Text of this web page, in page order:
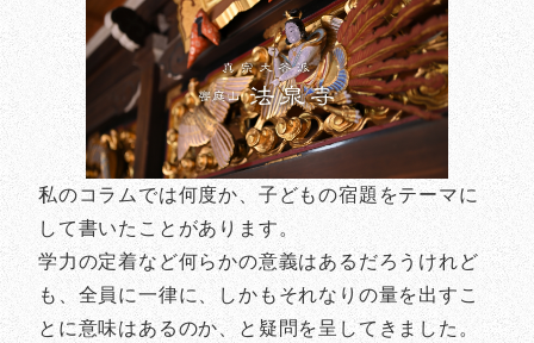
私のコラムでは何度か、子どもの宿題をテーマに
して書いたことがあります。
学力の定着など何らかの意義はあるだろうけれど
も、全員に一律に、しかもそれなりの量を出すこ
とに意味はあるのか、と疑問を呈してきました。